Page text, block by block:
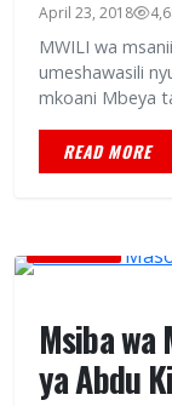
April 23, 2018
MWILI wa
umeshawasili
mkoani Mbeya
READ MORE
Msiba wa
ya Abdu